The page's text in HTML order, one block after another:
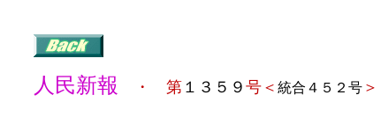
人民新報 ・ 第１３５９ 号＜ 統合４５２号＞